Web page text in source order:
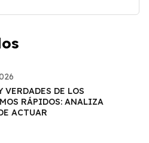
VERDADES DE LOS
RÁPIDOS: ANALIZA
ACTUAR